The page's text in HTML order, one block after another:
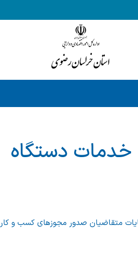
خدمات دستگاه
متقاضیان صدور مجوزهای کسب و کار